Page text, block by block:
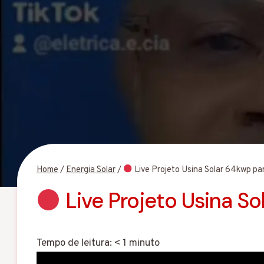
Home/Energia Solar/ Live Projeto Usina Solar 64kwp
Live Projeto Usina
Tempo de leitura: < 1 minuto